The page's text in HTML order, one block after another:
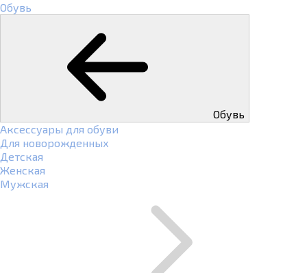
Обувь
Обувь
Аксессуары для обуви
Для новорожденных
Детская
Женская
Мужская